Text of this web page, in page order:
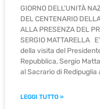
GIORNO DELL’UNITÀ
DEL CENTENARIO
ALLA PRESENZA DEL
SERGIO MATTARELLA
della visita del
Repubblica, Sergio
al Sacrario di
LEGGI TUTTO »